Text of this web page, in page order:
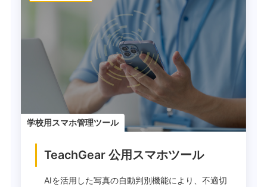
学校用スマホ管理ツール
TeachGear 公用スマホツール
AIを活用した写真の自動判別機能により、不適切